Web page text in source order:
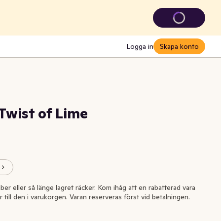
Logga in Skapa konto
of Lime
eller så länge lagret räcker. Kom ihåg att en rabatterad vara
till den i varukorgen. Varan reserveras först vid betalningen.